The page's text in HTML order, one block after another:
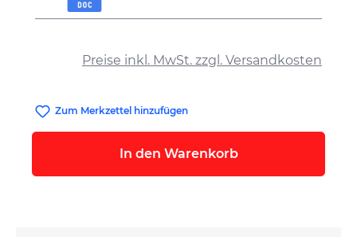
Preise inkl. MwSt. zzgl. Versandkosten
Zum Merkzettel hinzufügen
In den Warenkorb